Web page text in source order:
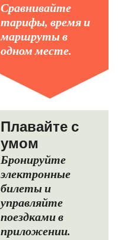
Сравнивайте
тарифы, время и
маршруты в
одном месте.
Плавайте с
умом
Бронируйте
электронные
билеты и
управляйте
поездками в
приложении.